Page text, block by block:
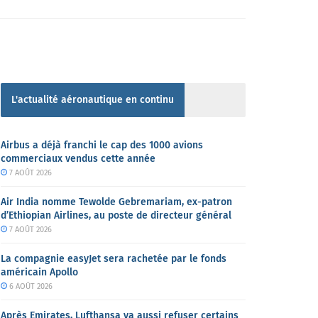
L'actualité aéronautique en continu
Airbus a déjà franchi le cap des 1000 avions
commerciaux vendus cette année
7 AOÛT 2026
Air India nomme Tewolde Gebremariam, ex-patron
d’Ethiopian Airlines, au poste de directeur général
7 AOÛT 2026
La compagnie easyJet sera rachetée par le fonds
américain Apollo
6 AOÛT 2026
Après Emirates, Lufthansa va aussi refuser certains